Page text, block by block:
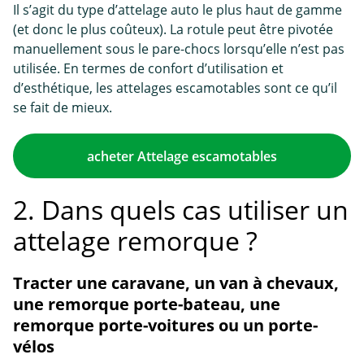
Il s’agit du type d’attelage auto le plus haut de gamme
(et donc le plus coûteux). La rotule peut être pivotée
manuellement sous le pare-chocs lorsqu’elle n’est pas
utilisée. En termes de confort d’utilisation et
d’esthétique, les attelages escamotables sont ce qu’il
se fait de mieux.
acheter Attelage escamotables
2. Dans quels cas utiliser un
attelage remorque ?
Tracter une caravane, un van à chevaux,
une remorque porte-bateau, une
remorque porte-voitures ou un porte-
vélos